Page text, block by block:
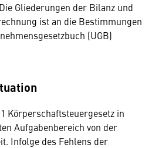
Gliederungen der Bilanz und
ist an die Bestimmungen
(UGB)
Körperschaftsteuergesetz in
Aufgabenbereich von der
Infolge des Fehlens der